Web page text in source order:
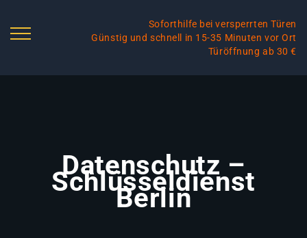
Soforthilfe bei versperrten Türen
Günstig und schnell in 15-35 Minuten vor Ort
Türöffnung ab 30 €
Datenschutz –
Schlüsseldienst
Berlin